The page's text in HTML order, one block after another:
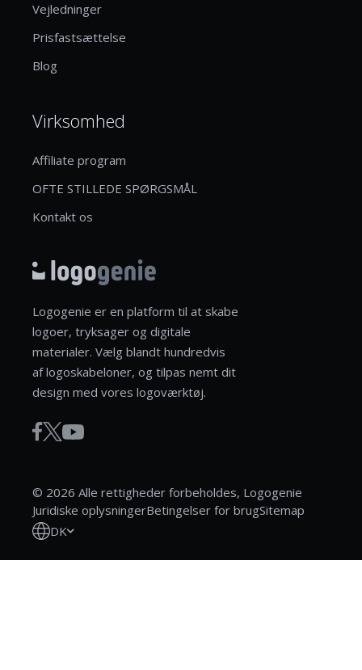
Vejledninger
Prisfastsættelse
Blog
Virksomhed
Affiliate program
OFTE STILLEDE SPØRGSMÅL
Kontakt os
Logogenie er en platform til at skabe
logoer, tryksager og digitale
materialer. Vælg blandt hundredvis
af logoskabeloner, og tilpas nemt dit
design med vores logoværktøj.
© 2026 Alle rettigheder forbeholdes, Logogenie
Juridiske oplysningerBetingelser for brugSitemap
DK